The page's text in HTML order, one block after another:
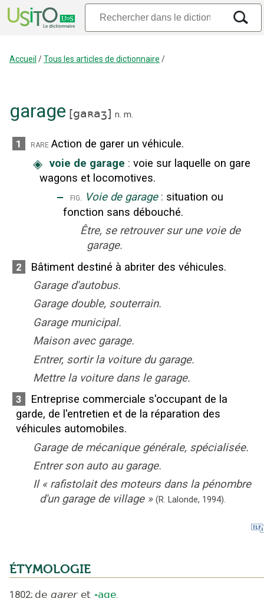
Accueil /Tous les articles de dictionnaire /
garage [gaʀaʒ] n. m.
1 rare Action de garer un véhicule.
◈ voie de garage : voie sur laquelle on gare
wagons et locomotives.
‒ fig. Voie de garage : situation ou
fonction sans débouché.
Être, se retrouver sur une voie de
garage.
2
Bâtiment destiné à abriter des véhicules.
Garage d'autobus.
Garage double, souterrain.
Garage municipal.
Maison avec garage.
Entrer, sortir la voiture du garage.
Mettre la voiture dans le garage.
3
Entreprise commerciale s'occupant de la
garde, de l'entretien et de la réparation des
véhicules automobiles.
Garage de mécanique générale, spécialisée.
Entrer son auto au garage.
Il « rafistolait des moteurs dans la pénombre
d'un garage de village » (R. Lalonde, 1994).
ÉTYMOLOGIE
1802; de garer et -age.